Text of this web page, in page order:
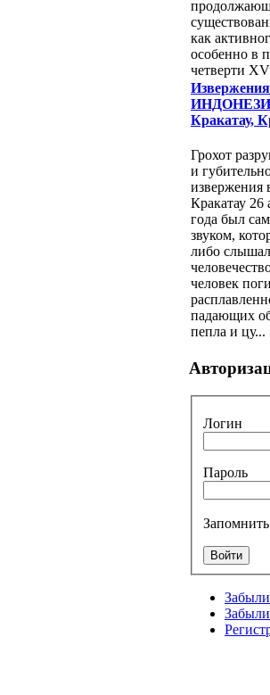
как
особенно в
четверти
Кракатау,
Грохот
и
извержения
Кракатау 26
года был
звуком,
либо
человек
падающих
пепла и цу...
Логин
Пароль